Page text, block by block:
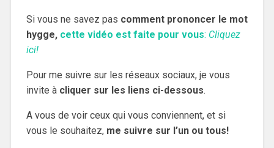
Si vous ne savez pas comment prononcer le mot
hygge, cette vidéo est faite pour vous: Cliquez
ici!
Pour me suivre sur les réseaux sociaux, je vous
invite à cliquer sur les liens ci-dessous.
A vous de voir ceux qui vous conviennent, et si
vous le souhaitez, me suivre sur l’un ou tous!